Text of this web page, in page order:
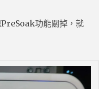
功能關掉，就